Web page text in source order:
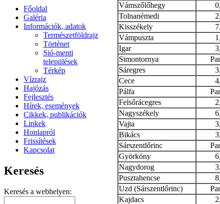
Főoldal
Galéria
Információk, adatok
Természetföldrajz
Történet
Sió-menti
települések
Térkép
Vízrajz
Hajózás
Fejlesztés
Hírek, események
Cikkek, publikációk
Linkek
Honlapról
Frissítések
Kapcsolat
Keresés
Keresés a webhelyen:
Vámszőlőhegy
Tolnanémedi
Kisszékely
Vámpuszta
Igar
Simontornya
Sáregres
Cece
Pálfa
Felsőrácegres
Nagyszékely
Vajta
Bikács
Sárszentlőrinc
Györköny
Nagydorog
Pusztahencse
Uzd (Sárszentlőrinc)
Kajdacs